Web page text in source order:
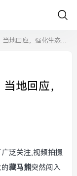
，强化生态巡护与民生保障
地回应，
泛关注,视频拍摄
藏马熊突然闯入